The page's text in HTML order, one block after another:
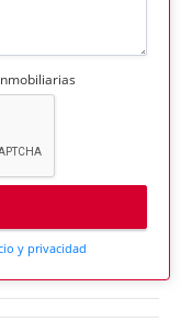
y privacidad